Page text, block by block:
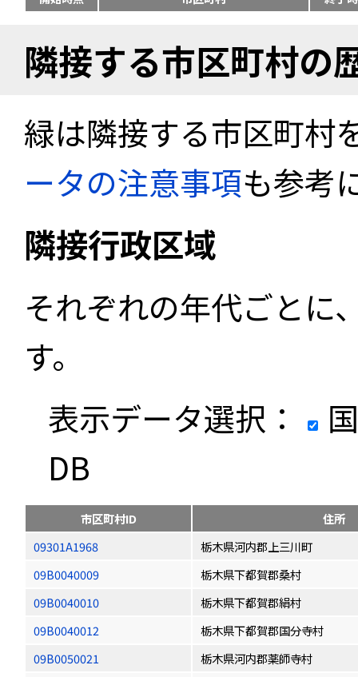
隣接する市区町村の
緑は隣接する市区町村
ータの注意事項も参考
隣接行政区域
それぞれの年代ごとに
す。
表示データ選択：
DB
市区町村ID
住所
09301A1968
栃木県河内郡上三川町
09B0040009
栃木県下都賀郡桑村
09B0040010
栃木県下都賀郡絹村
09B0040012
栃木県下都賀郡国分寺村
09B0050021
栃木県河内郡薬師寺村